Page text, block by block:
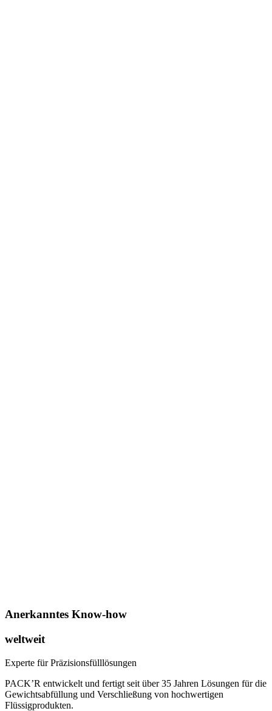
Anerkanntes Know-how
weltweit
Experte für Präzisionsfülllösungen
PACK’R entwickelt und fertigt seit über 35 Jahren Lösungen für die
Gewichtsabfüllung und Verschließung von hochwertigen
Flüssigprodukten.